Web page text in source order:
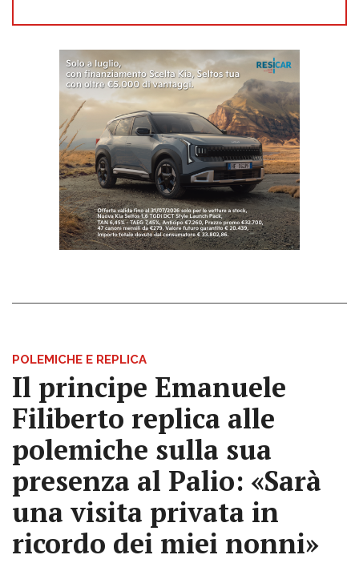
POLEMICHE E REPLICA
Il principe Emanuele
Filiberto replica alle
polemiche sulla sua
presenza al Palio: «Sarà
una visita privata in
ricordo dei miei nonni»